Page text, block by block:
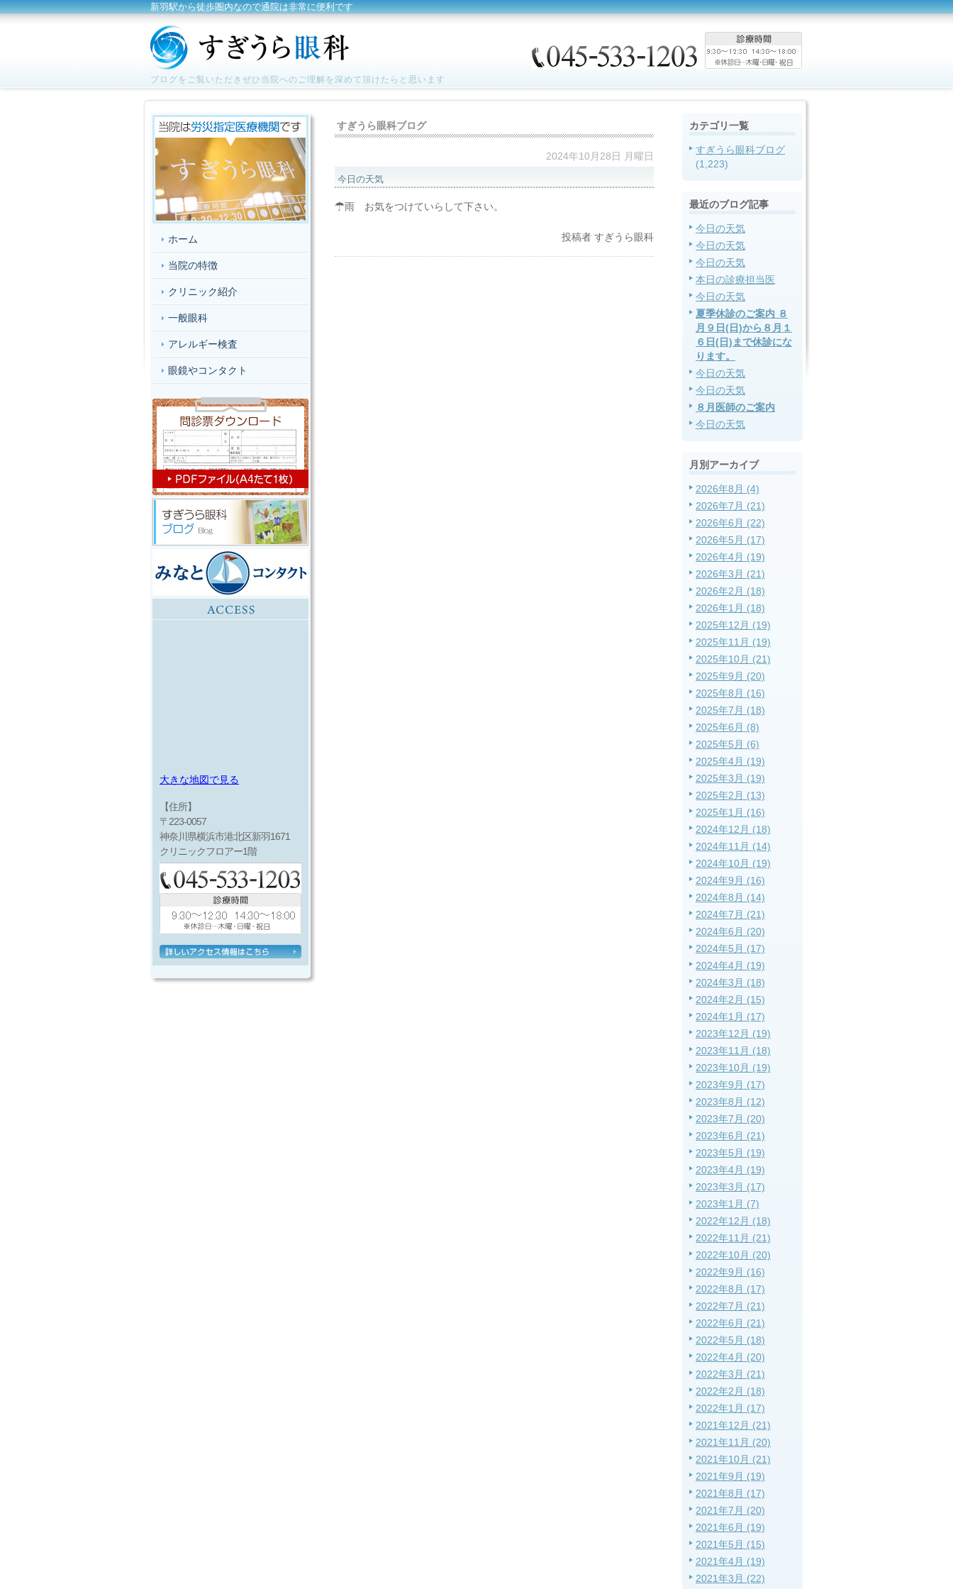
新羽駅から徒歩圏内なので通院は非常に便利です
ブログをご覧いただきぜひ当院へのご理解を深めて頂けたらと思います
すぎうら眼科ブログ
2024年10月28日 月曜日
今日の天気
☂雨 お気をつけていらして下さい。
投稿者 すぎうら眼科
カテゴリ一覧
すぎうら眼科ブログ
(1,223)
最近のブログ記事
今日の天気
今日の天気
今日の天気
本日の診療担当医
今日の天気
夏季休診のご案内 ８
月９日(日)から８月１
６日(日)まで休診にな
ります。
今日の天気
今日の天気
８月医師のご案内
今日の天気
月別アーカイブ
2026年8月 (4)
2026年7月 (21)
2026年6月 (22)
2026年5月 (17)
2026年4月 (19)
2026年3月 (21)
2026年2月 (18)
2026年1月 (18)
2025年12月 (19)
2025年11月 (19)
2025年10月 (21)
2025年9月 (20)
2025年8月 (16)
2025年7月 (18)
2025年6月 (8)
2025年5月 (6)
2025年4月 (19)
2025年3月 (19)
2025年2月 (13)
2025年1月 (16)
2024年12月 (18)
2024年11月 (14)
2024年10月 (19)
2024年9月 (16)
2024年8月 (14)
2024年7月 (21)
2024年6月 (20)
2024年5月 (17)
2024年4月 (19)
2024年3月 (18)
2024年2月 (15)
2024年1月 (17)
2023年12月 (19)
2023年11月 (18)
2023年10月 (19)
2023年9月 (17)
2023年8月 (12)
2023年7月 (20)
2023年6月 (21)
2023年5月 (19)
2023年4月 (19)
2023年3月 (17)
2023年1月 (7)
2022年12月 (18)
2022年11月 (21)
2022年10月 (20)
2022年9月 (16)
2022年8月 (17)
2022年7月 (21)
2022年6月 (21)
2022年5月 (18)
2022年4月 (20)
2022年3月 (21)
2022年2月 (18)
2022年1月 (17)
2021年12月 (21)
2021年11月 (20)
2021年10月 (21)
2021年9月 (19)
2021年8月 (17)
2021年7月 (20)
2021年6月 (19)
2021年5月 (15)
2021年4月 (19)
2021年3月 (22)
ホーム
当院の特徴
クリニック紹介
一般眼科
アレルギー検査
眼鏡やコンタクト
大きな地図で見る
【住所】
〒223-0057
神奈川県横浜市港北区新羽1671
クリニックフロアー1階